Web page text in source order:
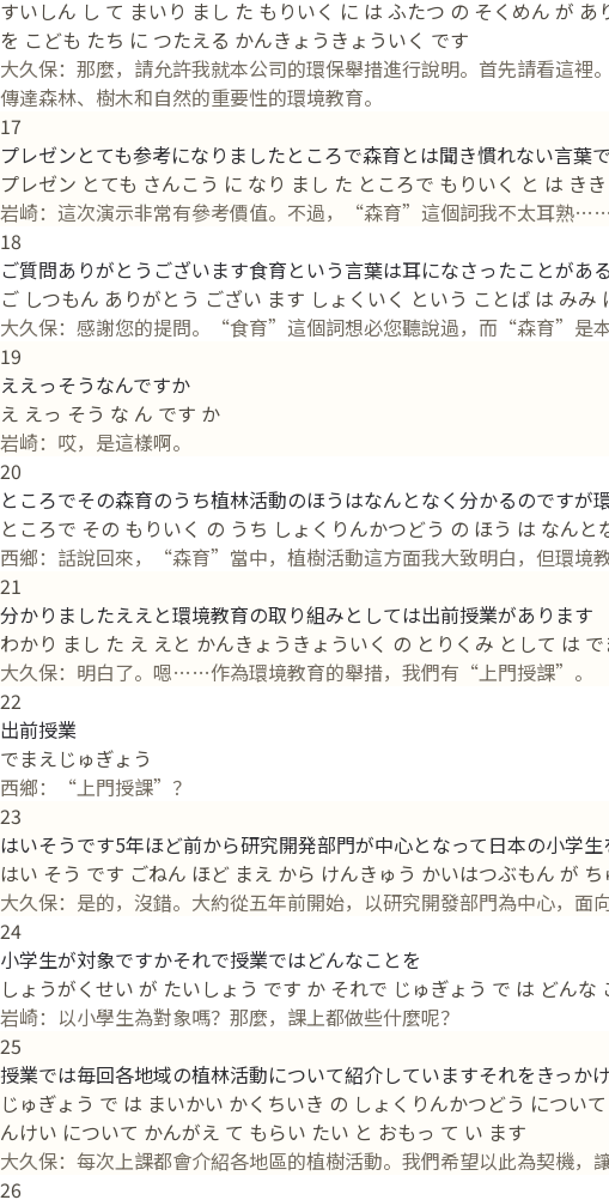
すいしん し て まいり まし た もりいく に は ふたつ の そくめん が
を こども たち に つたえる かんきょうきょういく です
大久保：那麼，請允許我就本公司的環保舉措進行說明。首先請看這
傳達森林、樹木和自然的重要性的環境教育。
17
プレゼンとても参考になりましたところで森育とは聞き慣れない言葉
プレゼン とても さんこう に なり まし た ところで もりいく と は き
岩崎：這次演示非常有參考價值。不過，“森育”這個詞我不太耳熟……
18
ご質問ありがとうございます食育という言葉は耳になさったことが
ご しつもん ありがとう ござい ます しょくいく という ことば は み
大久保：感謝您的提問。“食育”這個詞想必您聽說過，而“森育”是本
19
ええっそうなんですか
え えっ そう な ん です か
岩崎：哎，是這樣啊。
20
ところでその森育のうち植林活動のほうはなんとなく分かるのです
ところで その もりいく の うち しょくりんかつどう の ほう は なん
西鄉：話說回來，“森育”當中，植樹活動這方面我大致明白，但環
21
分かりましたええと環境教育の取り組みとしては出前授業があります
わかり まし た え えと かんきょうきょういく の とりくみ として は
大久保：明白了。嗯……作為環境教育的舉措，我們有“上門授課”。
22
出前授業
でまえじゅぎょう
西鄉：“上門授課”？
23
はいそうです5年ほど前から研究開発部門が中心となって日本の小学
はい そう です ごねん ほど まえ から けんきゅう かいはつぶもん が
大久保：是的，沒錯。大約從五年前開始，以研究開發部門為中心，面
24
小学生が対象ですかそれで授業ではどんなことを
しょうがくせい が たいしょう です か それで じゅぎょう で は どんな
岩崎：以小學生為對象嗎？那麼，課上都做些什麼呢？
25
授業では毎回各地域の植林活動について紹介していますそれをきっ
じゅぎょう で は まいかい かくちいき の しょくりんかつどう につい
んけい について かんがえ て もらい たい と おもっ て い ます
大久保：每次上課都會介紹各地區的植樹活動。我們希望以此為契機，
26